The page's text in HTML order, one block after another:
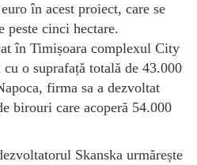
în acest proiect, care se
peste cinci hectare.
în Timișoara complexul City
o suprafață totală de 43.000
firma sa a dezvoltat
birouri care acoperă 54.000
Skanska urmărește